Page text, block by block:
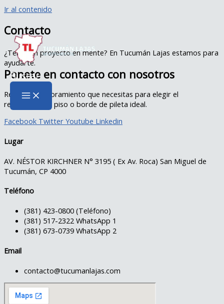
Ir al contenido
Buscar
Contacto
¿Tenés un proyecto en mente? En Tucumán Lajas estamos para
ayudarte.
Ponete en contacto con nosotros
Recibe el asesoramiento que necesitas para elegir el
revestimiento, piso o borde de pileta ideal.
Facebook Twitter Youtube Linkedin
Lugar
AV. NÉSTOR KIRCHNER N° 3195 ( Ex Av. Roca) San Miguel de
Tucumán, CP 4000
Teléfono
(381) 423-0800 (Teléfono)
(381) 517-2322 WhatsApp 1
(381) 673-0739 WhatsApp 2
Email
contacto@tucumanlajas.com